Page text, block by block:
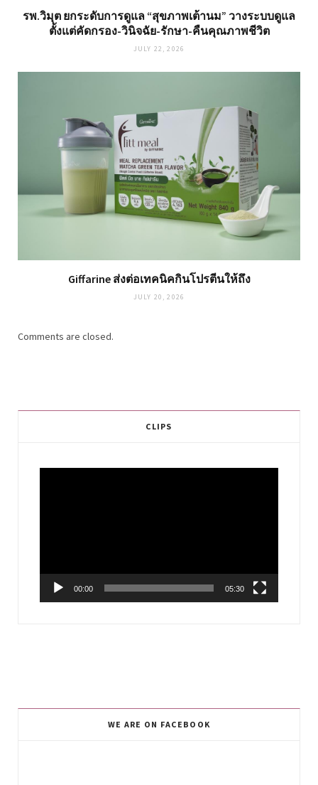
รพ.วิมุต ยกระดับการดูแล “สุขภาพเต้านม” วางระบบดูแล
ตั้งแต่คัดกรอง-วินิจฉัย-รักษา-คืนคุณภาพชีวิต
JULY 22, 2026
Giffarine ส่งต่อเทคนิคกินโปรตีนให้ถึง
JULY 20, 2026
Comments are closed.
CLIPS
00:00 05:30
WE ARE ON FACEBOOK